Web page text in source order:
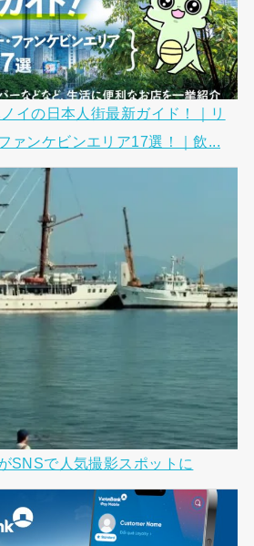
イの日本人街最新ガイド！｜リ
ンケビンエリア17選！｜飲...
SNSで人気撮影スポットに